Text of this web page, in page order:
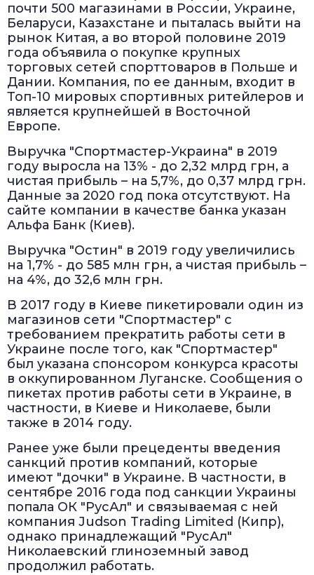
почти 500 магазинами в России, Украине,
Беларуси, Казахстане и пыталась выйти на
рынок Китая, а во второй половине 2019
года объявила о покупке крупных
торговых сетей спорттоваров в Польше и
Дании. Компания, по ее данным, входит в
Топ-10 мировых спортивных ритейлеров и
является крупнейшей в Восточной
Европе.
Выручка "Спортмастер-Украина" в 2019
году выросла на 13% - до 2,32 млрд грн, а
чистая прибыль – на 5,7%, до 0,37 млрд грн.
Данные за 2020 год пока отсутствуют. На
сайте компании в качестве банка указан
Альфа Банк (Киев).
Выручка "Остин" в 2019 году увеличились
на 1,7% - до 585 млн грн, а чистая прибыль –
на 4%, до 32,6 млн грн.
В 2017 году в Киеве пикетировали один из
магазинов сети "Спортмастер" с
требованием прекратить работы сети в
Украине после того, как "Спортмастер"
был указана спонсором конкурса красоты
в оккупированном Луганске. Сообщения о
пикетах против работы сети в Украине, в
частности, в Киеве и Николаеве, были
также в 2014 году.
Ранее уже были прецеденты введения
санкций против компаний, которые
имеют "дочки" в Украине. В частности, в
сентябре 2016 года под санкции Украины
попала ОК "РусАл" и связываемая с ней
компания Judson Trading Limited (Кипр),
однако принадлежащий "РусАл"
Николаевский глиноземный завод
продолжил работать.